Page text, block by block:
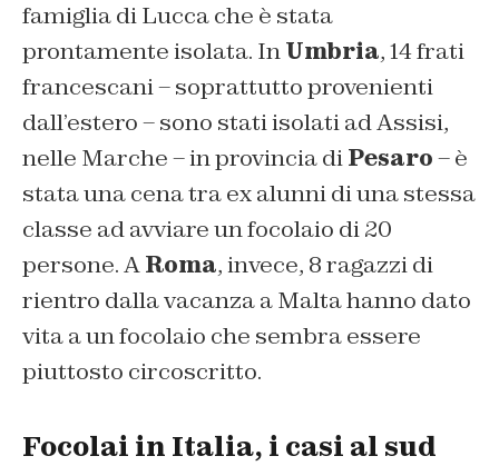
famiglia di Lucca che è stata
prontamente isolata. InUmbria, 14 frati
francescani – soprattutto provenienti
dall’estero – sono stati isolati ad Assisi,
nelle Marche – in provincia diPesaro– è
stata una cena tra ex alunni di una stessa
classe ad avviare un focolaio di 20
persone. ARoma, invece, 8 ragazzi di
rientro dalla vacanza a Malta hanno dato
vita a un focolaio che sembra essere
piuttosto circoscritto.
Focolai in Italia, i casi al sud